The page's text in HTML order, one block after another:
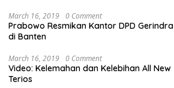
March 16, 2019 0 Comment
Prabowo Resmikan Kantor DPD Gerindra
di Banten
March 16, 2019 0 Comment
Video: Kelemahan dan Kelebihan All New
Terios